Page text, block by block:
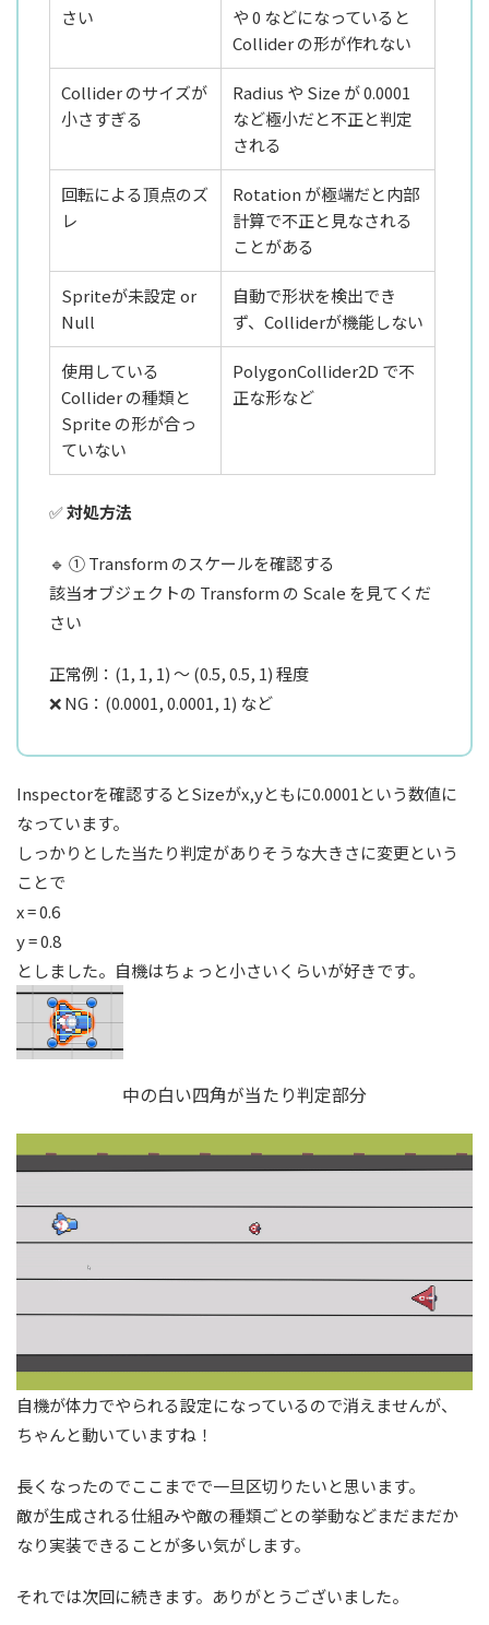
さい
や 0 などになっていると
Collider の形が作れない
Collider のサイズが
小さすぎる
Radius や Size が 0.0001
など極小だと不正と判定
される
回転による頂点のズ
レ
Rotation が極端だと内部
計算で不正と見なされる
ことがある
Spriteが未設定 or
Null
自動で形状を検出でき
ず、Colliderが機能しない
使用している
Collider の種類と
Sprite の形が合っ
ていない
PolygonCollider2D で不
正な形など
✅対処方法
🔹 ① Transform のスケールを確認する
該当オブジェクトの Transform の Scale を見てくだ
さい
正常例：(1, 1, 1) 〜 (0.5, 0.5, 1) 程度
❌ NG：(0.0001, 0.0001, 1) など
Inspectorを確認するとSizeがx,yともに0.0001という数値に
なっています。
しっかりとした当たり判定がありそうな大きさに変更という
ことで
x = 0.6
y = 0.8
としました。自機はちょっと小さいくらいが好きです。
中の白い四角が当たり判定部分
自機が体力でやられる設定になっているので消えませんが、
ちゃんと動いていますね！
長くなったのでここまでで一旦区切りたいと思います。
敵が生成される仕組みや敵の種類ごとの挙動などまだまだか
なり実装できることが多い気がします。
それでは次回に続きます。ありがとうございました。